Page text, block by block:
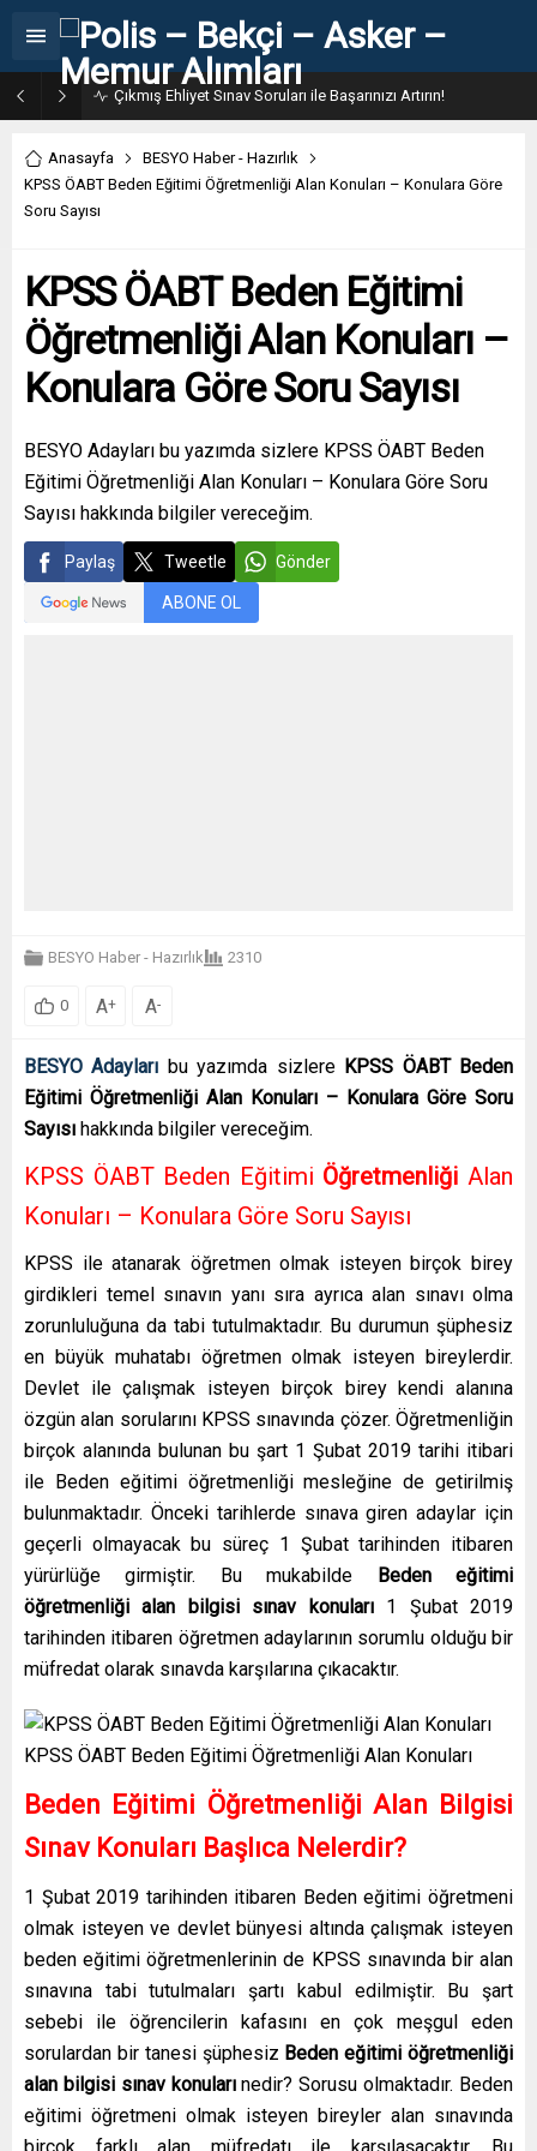
Çıkmış Ehliyet Sınav Soruları ile Başarınızı Artırın!
Anasayfa
BESYO Haber - Hazırlık
KPSS ÖABT Beden Eğitimi Öğretmenliği Alan Konuları – Konulara Göre
Soru Sayısı
KPSS ÖABT Beden Eğitimi
Öğretmenliği Alan Konuları –
Konulara Göre Soru Sayısı
BESYO Adayları bu yazımda sizlere KPSS ÖABT Beden
Eğitimi Öğretmenliği Alan Konuları – Konulara Göre Soru
Sayısı hakkında bilgiler vereceğim.
Paylaş Tweetle Gönder
ABONE OL
BESYO Haber - Hazırlık 2310
0 A+ A-
BESYO Adayları bu yazımda sizlereKPSS ÖABT Beden
Eğitimi Öğretmenliği Alan Konuları – Konulara Göre Soru
Sayısı hakkında bilgiler vereceğim.
KPSS ÖABT Beden Eğitimi Öğretmenliği Alan
Konuları – Konulara Göre Soru Sayısı
KPSS ile atanarak öğretmen olmak isteyen birçok birey
girdikleri temel sınavın yanı sıra ayrıca alan sınavı olma
zorunluluğuna da tabi tutulmaktadır. Bu durumun şüphesiz
en büyük muhatabı öğretmen olmak isteyen bireylerdir.
Devlet ile çalışmak isteyen birçok birey kendi alanına
özgün alan sorularını KPSS sınavında çözer. Öğretmenliğin
birçok alanında bulunan bu şart 1 Şubat 2019 tarihi itibari
ile Beden eğitimi öğretmenliği mesleğine de getirilmiş
bulunmaktadır. Önceki tarihlerde sınava giren adaylar için
geçerli olmayacak bu süreç 1 Şubat tarihinden itibaren
yürürlüğe girmiştir. Bu mukabilde Beden eğitimi
öğretmenliği alan bilgisi sınav konuları 1 Şubat 2019
tarihinden itibaren öğretmen adaylarının sorumlu olduğu bir
müfredat olarak sınavda karşılarına çıkacaktır.
KPSS ÖABT Beden Eğitimi Öğretmenliği Alan Konuları
Beden Eğitimi Öğretmenliği Alan Bilgisi
Sınav Konuları Başlıca Nelerdir?
1 Şubat 2019 tarihinden itibaren Beden eğitimi öğretmeni
olmak isteyen ve devlet bünyesi altında çalışmak isteyen
beden eğitimi öğretmenlerinin de KPSS sınavında bir alan
sınavına tabi tutulmaları şartı kabul edilmiştir. Bu şart
sebebi ile öğrencilerin kafasını en çok meşgul eden
sorulardan bir tanesi şüphesiz Beden eğitimi öğretmenliği
alan bilgisi sınav konularınedir? Sorusu olmaktadır. Beden
eğitimi öğretmeni olmak isteyen bireyler alan sınavında
birçok farklı alan müfredatı ile karşılaşacaktır. Bu